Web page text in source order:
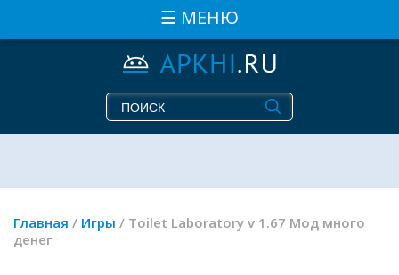
☰ МЕНЮ
Главная / Игры / Toilet Laboratory v 1.67 Мод много
денег